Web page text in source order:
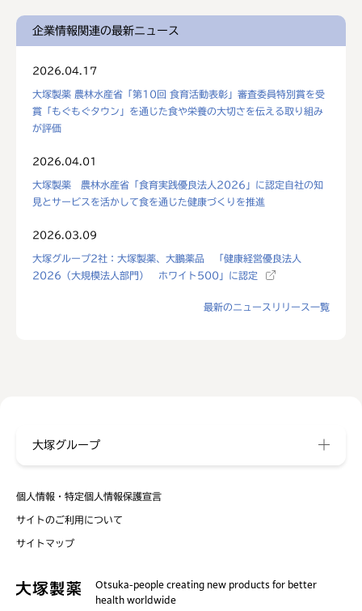
企業情報関連の最新ニュース
2026.04.17
大塚製薬 農林水産省「第10回 食育活動表彰」審査委員特別賞を受
賞「もぐもぐタウン」を通じた食や栄養の大切さを伝える取り組み
が評価
2026.04.01
大塚製薬 農林水産省「食育実践優良法人2026」に認定自社の知
見とサービスを活かして食を通じた健康づくりを推進
2026.03.09
大塚グループ2社：大塚製薬、大鵬薬品 「健康経営優良法人
2026（大規模法人部門） ホワイト500」に認定
最新のニュースリリース一覧
個人情報・特定個人情報保護宣言
サイトのご利用について
サイトマップ
大塚グループ
Otsuka-people creating new products for better
health worldwide